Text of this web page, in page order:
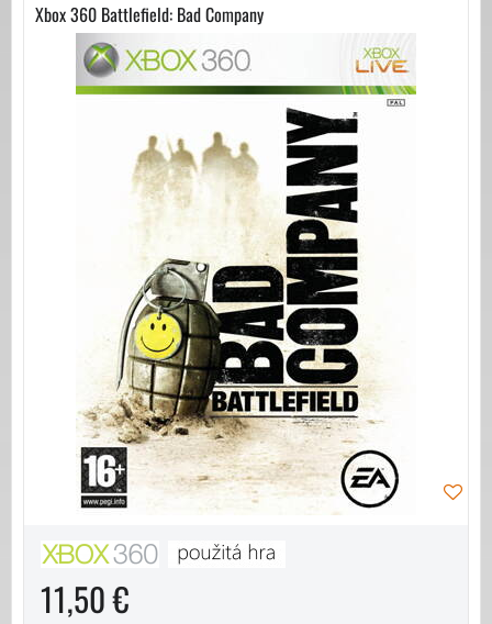
Xbox 360 Battlefield: Bad Company
11,50 €